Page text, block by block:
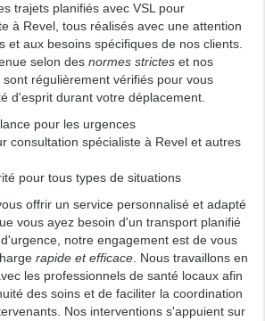
trajets planifiés avec VSL pour
à Revel, tous réalisés avec une attention
et aux besoins spécifiques de nos clients.
selon des normes strictes et nos
régulièrement vérifiés pour vous
d'esprit durant votre déplacement.
pour les urgences
consultation spécialiste à Revel et autres
pour tous types de situations
offrir un service personnalisé et adapté
vous ayez besoin d'un transport planifié
notre engagement est de vous
rapide et efficace . Nous travaillons en
les professionnels de santé locaux afin
des soins et de faciliter la coordination
Nos interventions s'appuient sur